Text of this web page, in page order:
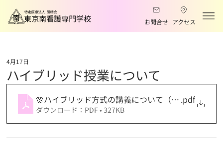
ハイブリッド授業について
4月17日
🌸ハイブリッド方式の講義について（最新） 1年
.pdf
ダウンロード：PDF • 327KB
アクセス
お問合せ